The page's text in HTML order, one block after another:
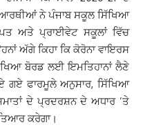
ਨੇ ਪੰਜਾਬ ਸਕੂਲ ਸਿੱਖਿਆ
ਅਤੇ ਪ੍ਰਾਈਵੇਟ ਸਕੂਲਾਂ ਵਿੱਚ
ਅੱਗੇ ਕਿਹਾ ਕਿ ਕੋਰੋਨਾ ਵਾਇਰਸ
ਬੋਰਡ ਲਈ ਇਮਤਿਹਾਨਾਂ ਲੈਣੇ
ਗਏ ਫਾਰਮੂਲੇ ਅਨੁਸਾਰ, ਸਿੱਖਿਆ
ਦੇ ਪ੍ਰਦਰਸ਼ਨ ਦੇ ਅਧਾਰ ’ਤੇ
ਕਰੇਗਾ।